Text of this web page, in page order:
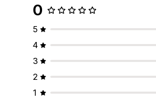
0
5
4
3
2
1